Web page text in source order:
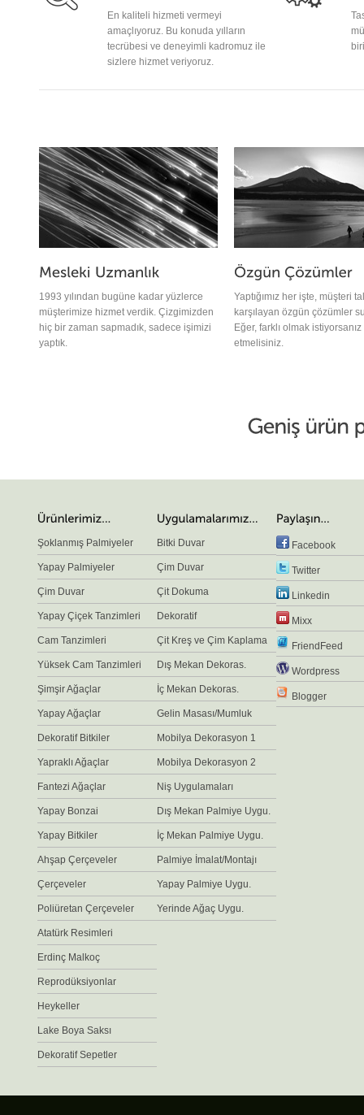
En kaliteli hizmeti vermeyi
amaçlıyoruz. Bu konuda yılların
tecrübesi ve deneyimli kadromuz ile
sizlere hizmet veriyoruz.
1993 yılından bugüne kadar yüzlerce
müşterimize hizmet verdik. Çizgimizden
hiç bir zaman sapmadık, sadece işimizi
yaptık.
Yaptığımız her işte, müşteri
karşılayan özgün çözümler
Eğer, farklı olmak
etmelisiniz.
Şoklanmış Palmiyeler
Yapay Palmiyeler
Çim Duvar
Yapay Çiçek Tanzimleri
Cam Tanzimleri
Yüksek Cam Tanzimleri
Şimşir Ağaçlar
Yapay Ağaçlar
Dekoratif Bitkiler
Yapraklı Ağaçlar
Fantezi Ağaçlar
Yapay Bonzai
Yapay Bitkiler
Ahşap Çerçeveler
Çerçeveler
Poliüretan Çerçeveler
Atatürk Resimleri
Erdinç Malkoç
Reprodüksiyonlar
Heykeller
Lake Boya Saksı
Dekoratif Sepetler
Bitki Duvar
Çim Duvar
Çit Dokuma
Dekoratif
Çit Kreş ve Çim Kaplama
Dış Mekan Dekoras.
İç Mekan Dekoras.
Gelin Masası/Mumluk
Mobilya Dekorasyon 1
Mobilya Dekorasyon 2
Niş Uygulamaları
Dış Mekan Palmiye Uygu.
İç Mekan Palmiye Uygu.
Palmiye İmalat/Montajı
Yapay Palmiye Uygu.
Yerinde Ağaç Uygu.
Facebook
Twitter
Linkedin
Mixx
FriendFeed
Wordpress
Blogger